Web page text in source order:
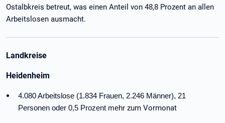
Ostalbkreis betreut, was einen Anteil von 48,8 Prozent an allen
Arbeitslosen ausmacht.
Landkreise
Heidenheim
4.080 Arbeitslose (1.834 Frauen, 2.246 Männer), 21
Personen oder 0,5 Prozent mehr zum Vormonat